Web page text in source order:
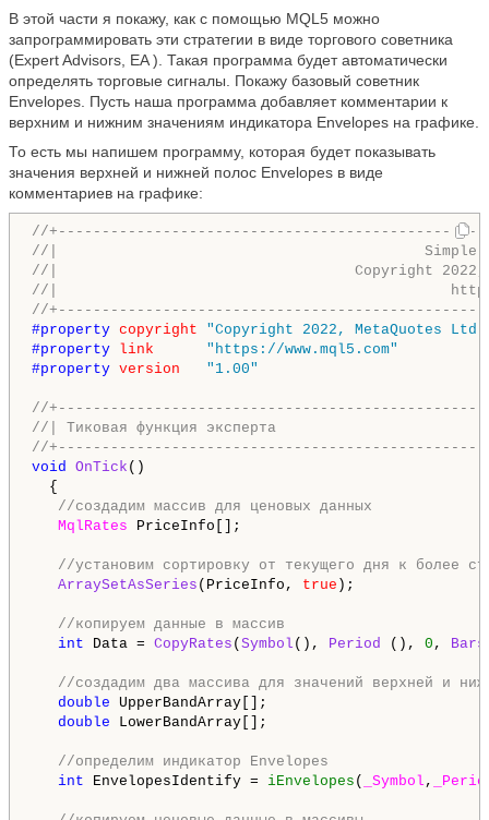
В этой части я покажу, как с помощью MQL5 можно
запрограммировать эти стратегии в виде торгового советника
(Expert Advisors, EA ). Такая программа будет автоматически
определять торговые сигналы. Покажу базовый советник
Envelopes. Пусть наша программа добавляет комментарии к
верхним и нижним значениям индикатора Envelopes на графике.
То есть мы напишем программу, которая будет показывать
значения верхней и нижней полос Envelopes в виде
комментариев на графике:
//
//|
//|                                  Copyright
//|
//
#property copyright
"Copyright 2022, MetaQuotes
#property link
"https://www.mql5.com"
#property version "1.00"
//
//| Тиковая функция эксперта
//
void OnTick ()
{
//создадим массив для ценовых данных
MqlRates PriceInfo[];
//установим сортировку от текущего дня к более
ArraySetAsSeries (PriceInfo, true );
//копируем данные в массив
int Data = CopyRates ( Symbol (), Period (), 0 , Bars
//создадим два массива для значений верхней и
double UpperBandArray[];
double LowerBandArray[];
//определим индикатор Envelopes
int EnvelopesIdentify = iEnvelopes ( _Symbol ,